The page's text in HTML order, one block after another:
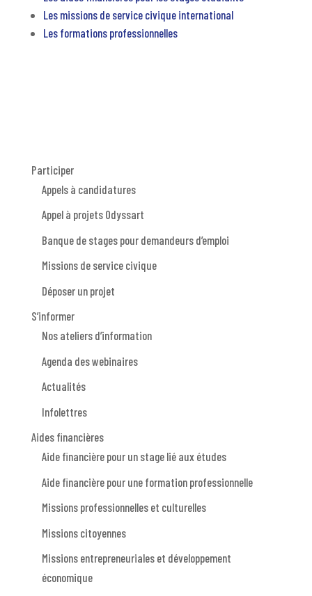
Les missions de service civique international
Les formations professionnelles
Participer
Appels à candidatures
Appel à projets Odyssart
Banque de stages pour demandeurs d’emploi
Missions de service civique
Déposer un projet
S’informer
Nos ateliers d’information
Agenda des webinaires
Actualités
Infolettres
Aides financières
Aide financière pour un stage lié aux études
Aide financière pour une formation professionnelle
Missions professionnelles et culturelles
Missions citoyennes
Missions entrepreneuriales et développement
économique